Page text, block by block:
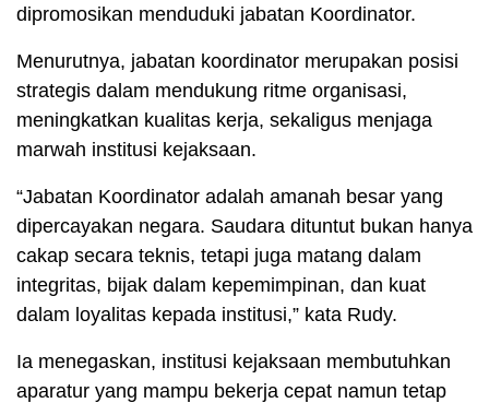
dipromosikan menduduki jabatan Koordinator.
Menurutnya, jabatan koordinator merupakan posisi
strategis dalam mendukung ritme organisasi,
meningkatkan kualitas kerja, sekaligus menjaga
marwah institusi kejaksaan.
“Jabatan Koordinator adalah amanah besar yang
dipercayakan negara. Saudara dituntut bukan hanya
cakap secara teknis, tetapi juga matang dalam
integritas, bijak dalam kepemimpinan, dan kuat
dalam loyalitas kepada institusi,” kata Rudy.
Ia menegaskan, institusi kejaksaan membutuhkan
aparatur yang mampu bekerja cepat namun tetap